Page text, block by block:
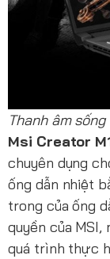
Thanh âm
Msi Creator
chuyên dụng
ống dẫn nhiệt
trong của ống
quyền của
quá trình thực